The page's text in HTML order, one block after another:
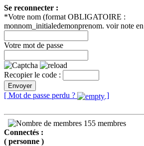
Se reconnecter :
*Votre nom (format OBLIGATOIRE :
monnom_initialedemonprenom. voir note en
Votre mot de passe
Recopier le code :
Envoyer
[ Mot de passe perdu ? ]
155 membres
Connectés :
( personne )